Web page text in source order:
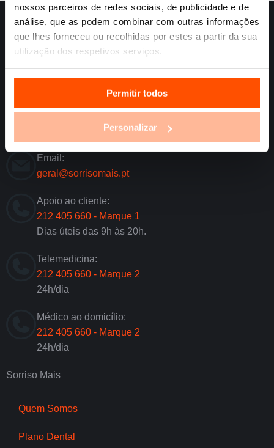
nossos parceiros de redes sociais, de publicidade e de
análise, que as podem combinar com outras informações
que lhes forneceu ou recolhidas por estes a partir da sua
utilização dos respetivos serviços.
Permitir todos
Personalizar
A Sorriso Mais não é
um seguro de saúde.
Rua Professor Santos
Lucas, nº27
1500-511 Lisboa
Email:
geral@sorrisomais.pt
Apoio ao cliente:
212 405 660 - Marque 1
Dias úteis das 9h às 20h.
Telemedicina:
212 405 660 - Marque 2
24h/dia
Médico ao domicílio:
212 405 660 - Marque 2
24h/dia
Sorriso Mais
Quem Somos
Plano Dental